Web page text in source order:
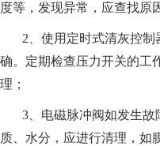
度等，发现异常，应查找原
2、使用定时式清灰控
确。定期检查压力开关的工
理；
3、电磁脉冲阀如发生
质、水分，应进行清理，如